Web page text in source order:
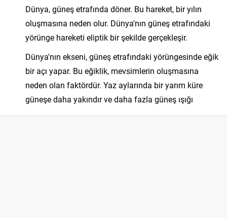
Dünya, güneş etrafında döner. Bu hareket, bir yılın
oluşmasına neden olur. Dünya'nın güneş etrafındaki
yörünge hareketi eliptik bir şekilde gerçekleşir.
Dünya'nın ekseni, güneş etrafındaki yörüngesinde eğik
bir açı yapar. Bu eğiklik, mevsimlerin oluşmasına
neden olan faktördür. Yaz aylarında bir yarım küre
güneşe daha yakındır ve daha fazla güneş ışığı